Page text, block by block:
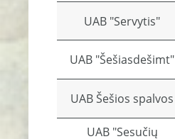
UAB "Servytis"
UAB "Šešiasdešimt"
UAB Šešios spalvos
UAB "Sesučių